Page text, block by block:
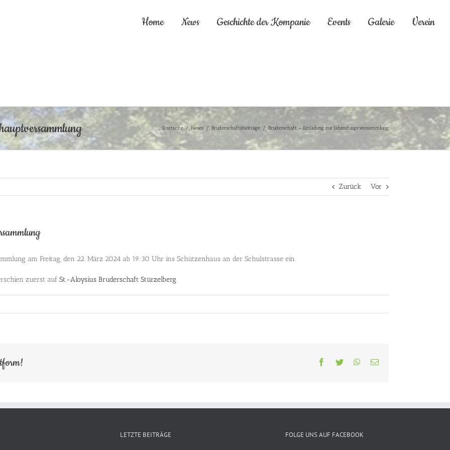
Home News Geschichte der Kompanie Events Galerie Verein
Startseite / News / Bruderschaftsbeiträge / Bruderschaft – Einladung zur Jahreshauptversammlung
Zurück Vor
am Freitag, den 22. März 2024 ab 19:30 Uhr ins Schützenhaus an der Schulstrasse ein.
zuerst auf St.-Aloysius Bruderschaft Stürzelberg.
Facebook
Twitter WhatsApp
E-
LETZTE BEITRÄGE FOLGE UNS AUF FACEBOOK